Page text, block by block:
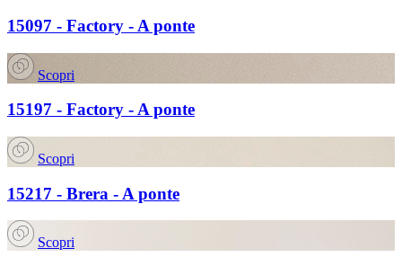
15097 - Factory - A ponte
Scopri
15197 - Factory - A ponte
Scopri
15217 - Brera - A ponte
Scopri